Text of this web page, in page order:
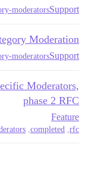
Support
moderators
Moderation
Support
moderators
Moderators,
phase 2 RFC
Feature
rfc
,
completed
,